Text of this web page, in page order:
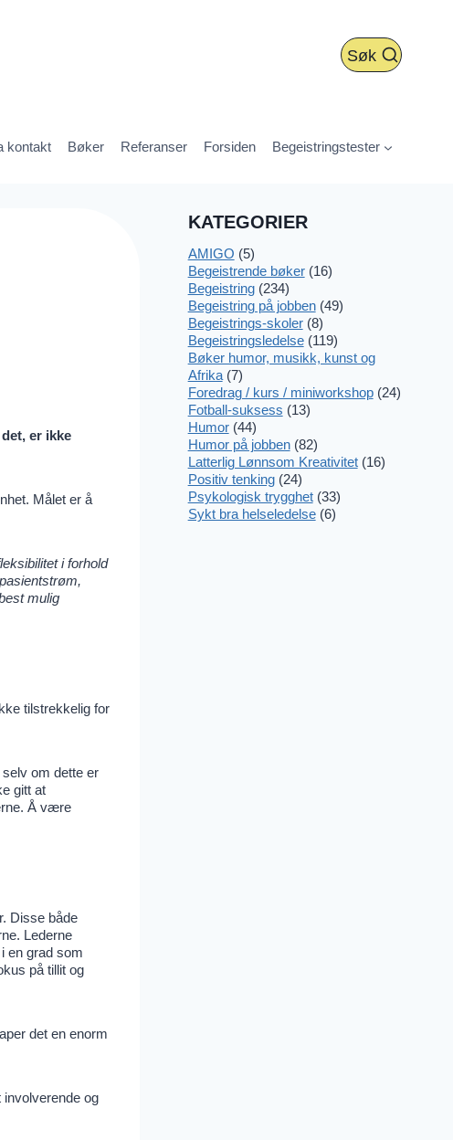
Søk
kontakt Bøker Referanser Forsiden Begeistringstester
er ikke
Målet er å
i forhold
mulig
tilstrekkelig for
om dette er
gitt at
Å være
Disse både
Lederne
en grad som
på tillit og
det en enorm
og
KATEGORIER
AMIGO (5)
Begeistrende bøker(16)
Begeistring(234)
Begeistring på jobben(49)
Begeistrings-skoler(8)
Begeistringsledelse(119)
Bøker humor, musikk, kunst og
Afrika(7)
Foredrag / kurs / miniworkshop(24)
Fotball-suksess (13)
Humor(44)
Humor på jobben(82)
Latterlig Lønnsom Kreativitet(16)
Positiv tenking(24)
Psykologisk trygghet(33)
Sykt bra helseledelse(6)